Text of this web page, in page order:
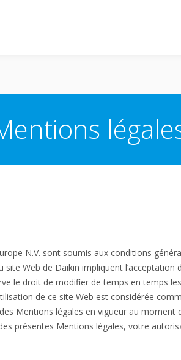
N.V. sont soumis aux conditions
site Web de Daikin impliquent
le droit de modifier de temps en temps
de ce site Web est considérée
Mentions légales en vigueur au moment
présentes Mentions légales, votre